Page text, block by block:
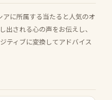
に所属する当たると人気のオ
出される心の声をお伝えし、
ティブに変換してアドバイス